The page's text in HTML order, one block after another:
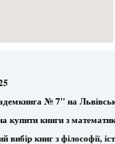
№ 7" на
книги з
вибір книг з філософії,